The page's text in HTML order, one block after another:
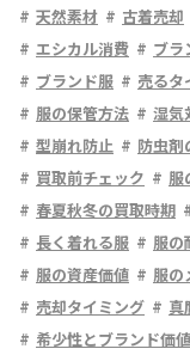
天然素材
古着売却
エシカル消費
ブラ
ブランド服
売るタ
服の保管方法
湿気
型崩れ防止
防虫剤
買取前チェック
服
春夏秋冬の買取時期
長く着れる服
服の
服の資産価値
服の
売却タイミング
真
希少性とブランド価値